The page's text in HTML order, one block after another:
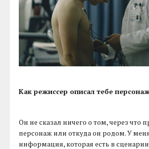
Как режиссер описал тебе
Он не сказал ничего о том, через что
персонаж или откуда он родом. У
информация, которая есть в